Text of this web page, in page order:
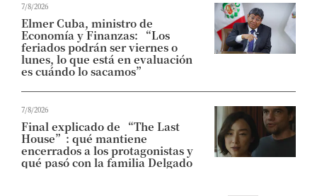
7/8/2026
Elmer Cuba, ministro de
Economía y Finanzas: “Los
feriados podrán ser viernes o
lunes, lo que está en evaluación
es cuándo lo sacamos”
7/8/2026
Final explicado de “The Last
House”: qué mantiene
encerrados a los protagonistas y
qué pasó con la familia Delgado